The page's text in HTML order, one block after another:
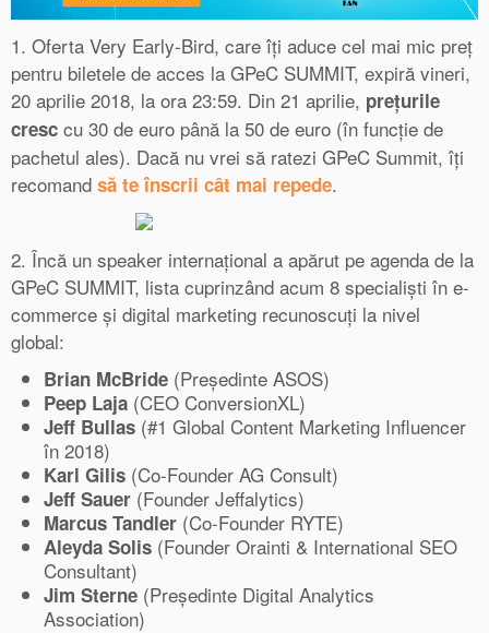
1. Oferta Very Early-Bird, care îți aduce cel mai mic preț
pentru biletele de acces la GPeC SUMMIT, expiră vineri,
20 aprilie 2018, la ora 23:59. Din 21 aprilie, prețurile
cresc cu 30 de euro până la 50 de euro (în funcție de
pachetul ales). Dacă nu vrei să ratezi GPeC Summit, îți
recomand să te înscrii cât mai repede.
2. Încă un speaker internațional a apărut pe agenda de la
GPeC SUMMIT, lista cuprinzând acum 8 specialiști în e-
commerce și digital marketing recunoscuți la nivel
global:
Brian McBride (Președinte ASOS)
Peep Laja (CEO ConversionXL)
Jeff Bullas (#1 Global Content Marketing Influencer
în 2018)
Karl Gilis (Co-Founder AG Consult)
Jeff Sauer (Founder Jeffalytics)
Marcus Tandler (Co-Founder RYTE)
Aleyda Solis (Founder Orainti & International SEO
Consultant)
Jim Sterne (Președinte Digital Analytics
Association)